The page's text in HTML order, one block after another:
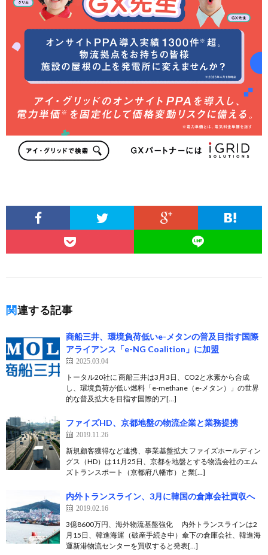
関連する記事
商船三井、環境負荷低いe-メタンの普及目指す国際
アライアンス「e-NG Coalition」に加盟
2025.03.04
トータル20社に 商船三井は3月3日、CO2と水素から合成
し、環境負荷が低い燃料「e-methane（e-メタン）」の世界
的な普及拡大を目指す国際的ア[…]
ファイズHD、京都地盤の物流企業と業務提携
2019.11.26
新規顧客獲得など連携、事業基盤拡大 ファイズホールディン
グス（HD）は11月25日、京都を地盤とする物流会社のエム
ズトランスポート（京都府八幡市）と業[…]
内外トランスライン、3月に韓国の倉庫会社買収へ
2019.02.16
3億8600万円、海外物流基盤強化 内外トランスラインは2
月15日、韓進海運（破産手続き中）傘下の倉庫会社、韓進海
運新港物流センターを買収すると発表[…]